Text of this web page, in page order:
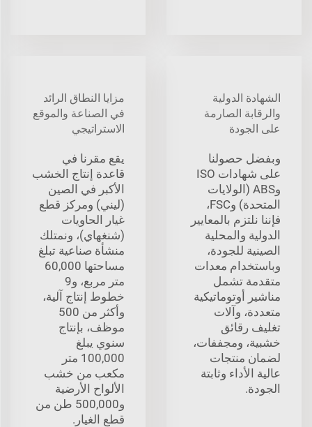
الشهادة الدولية
والرقابة الصارمة
على الجودة
وبفضل حصولنا
على شهادات ISO
وABS (الولايات
المتحدة) وFSC،
فإننا نلتزم بالمعايير
الدولية والمحلية
الصينية للجودة،
وباستخدام معدات
متقدمة تشمل
مناشير أوتوماتيكية
متعددة، وآلات
تغليف رقائق
خشبية، ومجففات،
لضمان منتجات
عالية الأداء وثابتة
الجودة.
مزايا النطاق الرائد
في الصناعة والموقع
الاستراتيجي
يقع مقرنا في
قاعدة إنتاج الخشب
الأكبر في الصين
(ليني) ومركز قطع
غيار الحاويات
(شنغهاي)، ونمتلك
منشأة صناعية تبلغ
مساحتها 60,000
متر مربع، و9
خطوط إنتاج آلية،
وأكثر من 500
موظف، بإنتاج
سنوي يبلغ
100,000 متر
مكعب من خشب
الألواح الأرضية
و500,000 طن من
قطع الغيار.